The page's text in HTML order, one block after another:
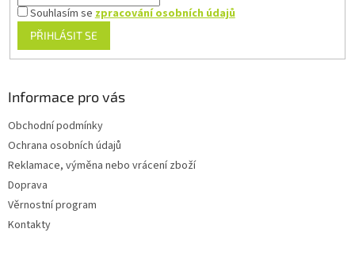
Souhlasím sezpracování osobních údajů
PŘIHLÁSIT SE
Informace pro vás
Obchodní podmínky
Ochrana osobních údajů
Reklamace, výměna nebo vrácení zboží
Doprava
Věrnostní program
Kontakty